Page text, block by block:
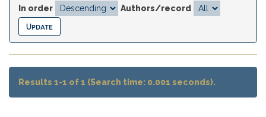
In order
Authors/record
Results 1-1 of 1 (Search time: 0.001 seconds).